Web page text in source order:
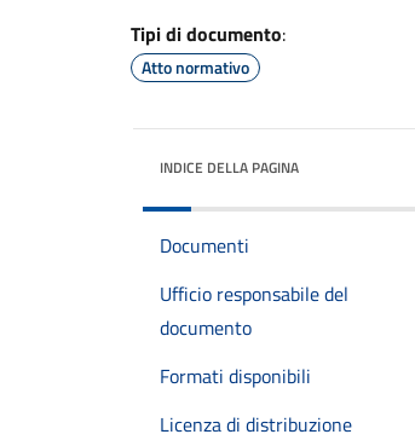
Tipi di documento:
Atto normativo
INDICE DELLA PAGINA
Documenti
Ufficio responsabile del
documento
Formati disponibili
Licenza di distribuzione